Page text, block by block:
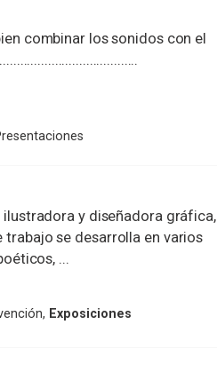
combinar los sonidos con el
y diseñadora gráfica,
se desarrolla en varios
...
Exposiciones